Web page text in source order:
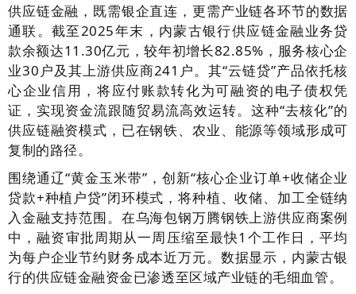
供应链金融，既需银企直连，更需产业链各环节的数据
通联。截至2025年末，内蒙古银行供应链金融业务贷
款余额达11.30亿元，较年初增长82.85%，服务核心企
业30户及其上游供应商241户。其“云链贷”产品依托核
心企业信用，将应付账款转化为可融资的电子债权凭
证，实现资金流跟随贸易流高效运转。这种“去核化”的
供应链融资模式，已在钢铁、农业、能源等领域形成可
复制的路径。
围绕通辽“黄金玉米带”，创新“核心企业订单+收储企业
贷款+种植户贷”闭环模式，将种植、收储、加工全链纳
入金融支持范围。在乌海包钢万腾钢铁上游供应商案例
中，融资审批周期从一周压缩至最快1个工作日，平均
为每户企业节约财务成本近万元。数据显示，内蒙古银
行的供应链金融资金已渗透至区域产业链的毛细血管。